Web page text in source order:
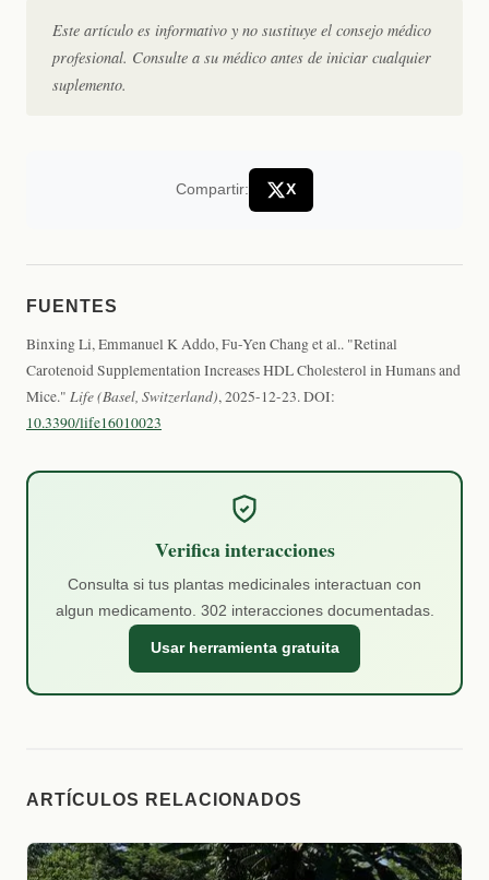
Este artículo es informativo y no sustituye el consejo médico
profesional. Consulte a su médico antes de iniciar cualquier
suplemento.
Compartir: X
FUENTES
Binxing Li, Emmanuel K Addo, Fu-Yen Chang et al.. "Retinal
Carotenoid Supplementation Increases HDL Cholesterol in Humans and
Mice." Life (Basel, Switzerland), 2025-12-23. DOI:
10.3390/life16010023
Verifica interacciones
Consulta si tus plantas medicinales interactuan con
algun medicamento. 302 interacciones documentadas.
Usar herramienta gratuita
ARTÍCULOS RELACIONADOS